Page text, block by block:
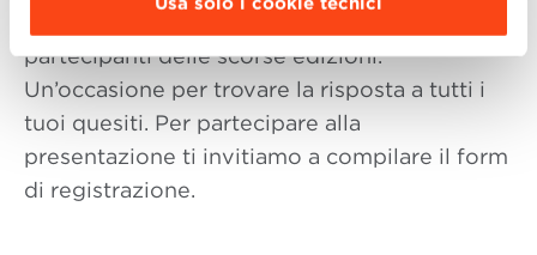
partecipanti delle scorse edizioni.
Un’occasione per trovare la risposta a tutti i
tuoi quesiti. Per partecipare alla
presentazione ti invitiamo a compilare il form
di registrazione.